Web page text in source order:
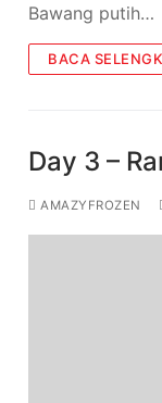
Bawang putih…
BACA
Day 3 –
AMAZYFROZEN